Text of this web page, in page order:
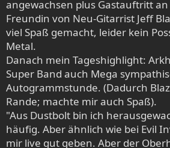
angewachsen plus Gastauftritt
Freundin von Neu-Gitarrist Jeff
viel Spaß gemacht, leider kein
Metal.
Danach mein Tageshighlight:
Super Band auch Mega
Autogrammstunde. (Dadurch
Rande; machte mir auch Spaß).
"Aus Dustbolt bin ich
häufig. Aber ähnlich wie bei Evil
mir live gut geben. Aber der